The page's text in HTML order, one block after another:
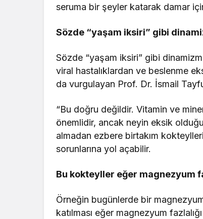
seruma bir şeyler katarak damar
Sözde “yaşam iksiri” gibi
Sözde “yaşam iksiri” gibi
viral hastalıklardan ve beslenme
da vurgulayan Prof. Dr. İsmail
“Bu doğru değildir. Vitamin ve
önemlidir, ancak neyin eksik
almadan ezbere birtakım
sorunlarına yol açabilir.
Bu kokteyller eğer magnezyum
Örneğin bugünlerde bir
katılması eğer magnezyum